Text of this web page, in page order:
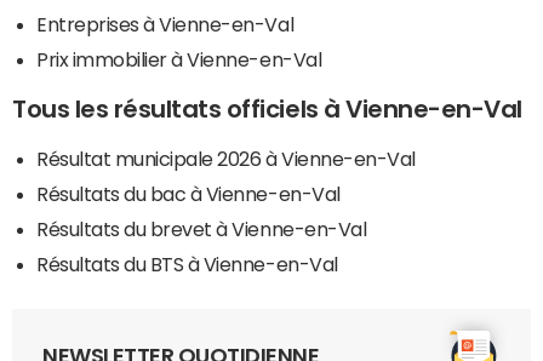
Entreprises à Vienne-en-Val
Prix immobilier à Vienne-en-Val
Tous les résultats officiels à Vienne-en-Val
Résultat municipale 2026 à Vienne-en-Val
Résultats du bac à Vienne-en-Val
Résultats du brevet à Vienne-en-Val
Résultats du BTS à Vienne-en-Val
NEWSLETTER QUOTIDIENNE